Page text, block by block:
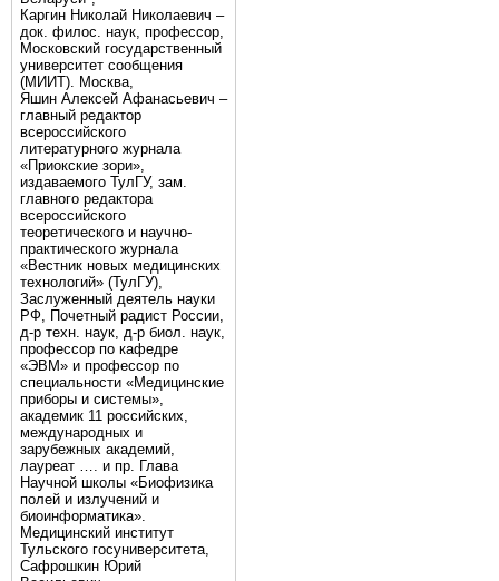
Каргин Николай Николаевич –
док. филос. наук, профессор,
Московский государственный
университет сообщения
(МИИТ). Москва,
Яшин Алексей Афанасьевич –
главный редактор
всероссийского
литературного журнала
«Приокские зори»,
издаваемого ТулГУ, зам.
главного редактора
всероссийского
теоретического и научно-
практического журнала
«Вестник новых медицинских
технологий» (ТулГУ),
Заслуженный деятель науки
РФ, Почетный радист России,
д-р техн. наук, д-р биол. наук,
профессор по кафедре
«ЭВМ» и профессор по
специальности «Медицинские
приборы и системы»,
академик 11 российских,
международных и
зарубежных академий,
лауреат …. и пр. Глава
Научной школы «Биофизика
полей и излучений и
биоинформатика».
Медицинский институт
Тульского госуниверситета,
Сафрошкин Юрий